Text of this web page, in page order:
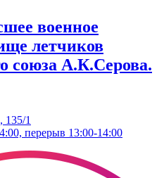
военное
летчиков
союза А.К.Серова.
135/1
перерыв 13:00-14:00